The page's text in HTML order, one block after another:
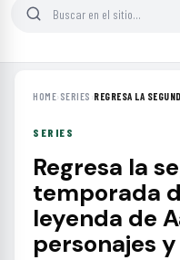
HOME› SERIES ›REGRESA LA
SERIES
Regresa la
temporada
leyenda de
personajes